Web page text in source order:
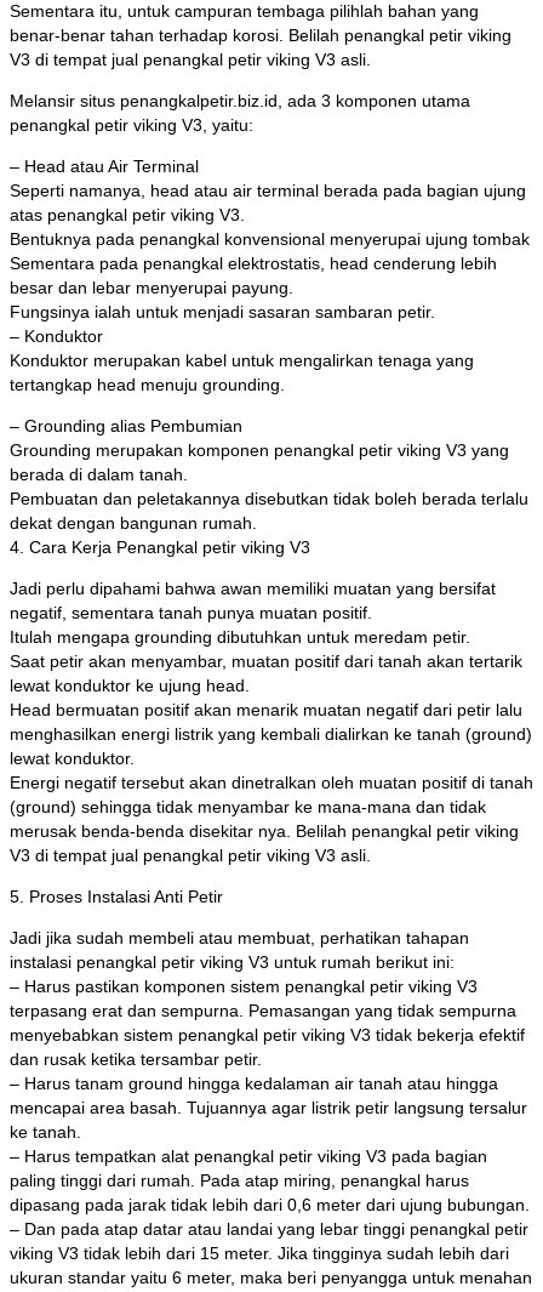
Sementara itu, untuk campuran tembaga pilihlah bahan yang
benar-benar tahan terhadap korosi. Belilah penangkal petir viking
V3 di tempat jual penangkal petir viking V3 asli.
Melansir situs penangkalpetir.biz.id, ada 3 komponen utama
penangkal petir viking V3, yaitu:
– Head atau Air Terminal
Seperti namanya, head atau air terminal berada pada bagian ujung
atas penangkal petir viking V3.
Bentuknya pada penangkal konvensional menyerupai ujung tombak
Sementara pada penangkal elektrostatis, head cenderung lebih
besar dan lebar menyerupai payung.
Fungsinya ialah untuk menjadi sasaran sambaran petir.
– Konduktor
Konduktor merupakan kabel untuk mengalirkan tenaga yang
tertangkap head menuju grounding.
– Grounding alias Pembumian
Grounding merupakan komponen penangkal petir viking V3 yang
berada di dalam tanah.
Pembuatan dan peletakannya disebutkan tidak boleh berada terlalu
dekat dengan bangunan rumah.
4. Cara Kerja Penangkal petir viking V3
Jadi perlu dipahami bahwa awan memiliki muatan yang bersifat
negatif, sementara tanah punya muatan positif.
Itulah mengapa grounding dibutuhkan untuk meredam petir.
Saat petir akan menyambar, muatan positif dari tanah akan tertarik
lewat konduktor ke ujung head.
Head bermuatan positif akan menarik muatan negatif dari petir lalu
menghasilkan energi listrik yang kembali dialirkan ke tanah (ground)
lewat konduktor.
Energi negatif tersebut akan dinetralkan oleh muatan positif di tanah
(ground) sehingga tidak menyambar ke mana-mana dan tidak
merusak benda-benda disekitar nya. Belilah penangkal petir viking
V3 di tempat jual penangkal petir viking V3 asli.
5. Proses Instalasi Anti Petir
Jadi jika sudah membeli atau membuat, perhatikan tahapan
instalasi penangkal petir viking V3 untuk rumah berikut ini:
– Harus pastikan komponen sistem penangkal petir viking V3
terpasang erat dan sempurna. Pemasangan yang tidak sempurna
menyebabkan sistem penangkal petir viking V3 tidak bekerja efektif
dan rusak ketika tersambar petir.
– Harus tanam ground hingga kedalaman air tanah atau hingga
mencapai area basah. Tujuannya agar listrik petir langsung tersalur
ke tanah.
– Harus tempatkan alat penangkal petir viking V3 pada bagian
paling tinggi dari rumah. Pada atap miring, penangkal harus
dipasang pada jarak tidak lebih dari 0,6 meter dari ujung bubungan.
– Dan pada atap datar atau landai yang lebar tinggi penangkal petir
viking V3 tidak lebih dari 15 meter. Jika tingginya sudah lebih dari
ukuran standar yaitu 6 meter, maka beri penyangga untuk menahan